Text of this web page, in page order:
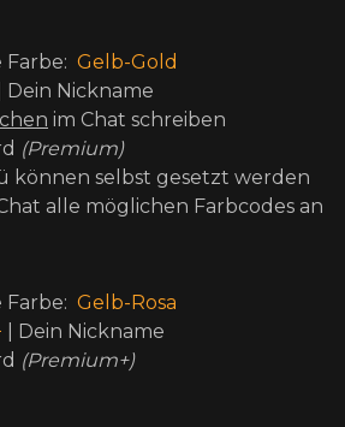
Farbe: Gelb-Gold
| Dein Nickname
im Chat schreiben
(Premium)
können selbst gesetzt werden
alle möglichen Farbcodes an
Farbe: Gelb-Rosa
| Dein Nickname
(Premium+)